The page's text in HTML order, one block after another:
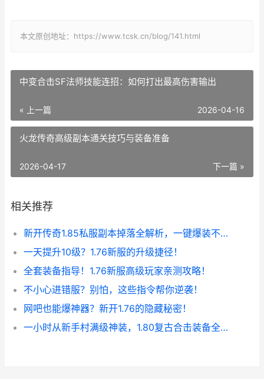
本文原创地址：https://www.tcsk.cn/blog/141.html
中变合击SF法师技能连招：如何打出最高伤害输出
« 上一篇 2026-04-16
火龙传奇高级副本通关技巧与装备准备
下一篇 »
2026-04-17
相关推荐
新开传奇1.85私服副本掉落全解析，一键爆装不是梦！
一天提升10级？1.76新服的升级捷径！
全套装备指导！1.76新服高级玩家亲测攻略！
不小心进错服？别怕，这些指令帮你逆袭！
网吧也能爆神器？新开1.76的隐藏秘密！
一小时从新手村满级神装，1.80复古合击装备全爆！